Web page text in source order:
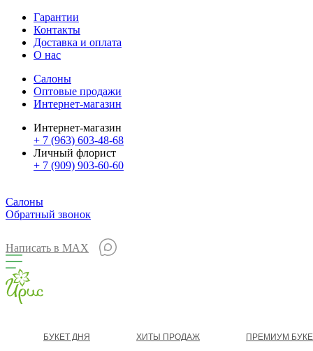
Гарантии
Контакты
Доставка и оплата
О нас
Салоны
Оптовые продажи
Интернет-магазин
Интернет-магазин
+ 7 (963) 603-48-68
Личный флорист
+ 7 (909) 903-60-60
Салоны
Обратный звонок
Написать в MAX
БУКЕТ ДНЯ ХИТЫ ПРОДАЖ ПРЕМИУМ